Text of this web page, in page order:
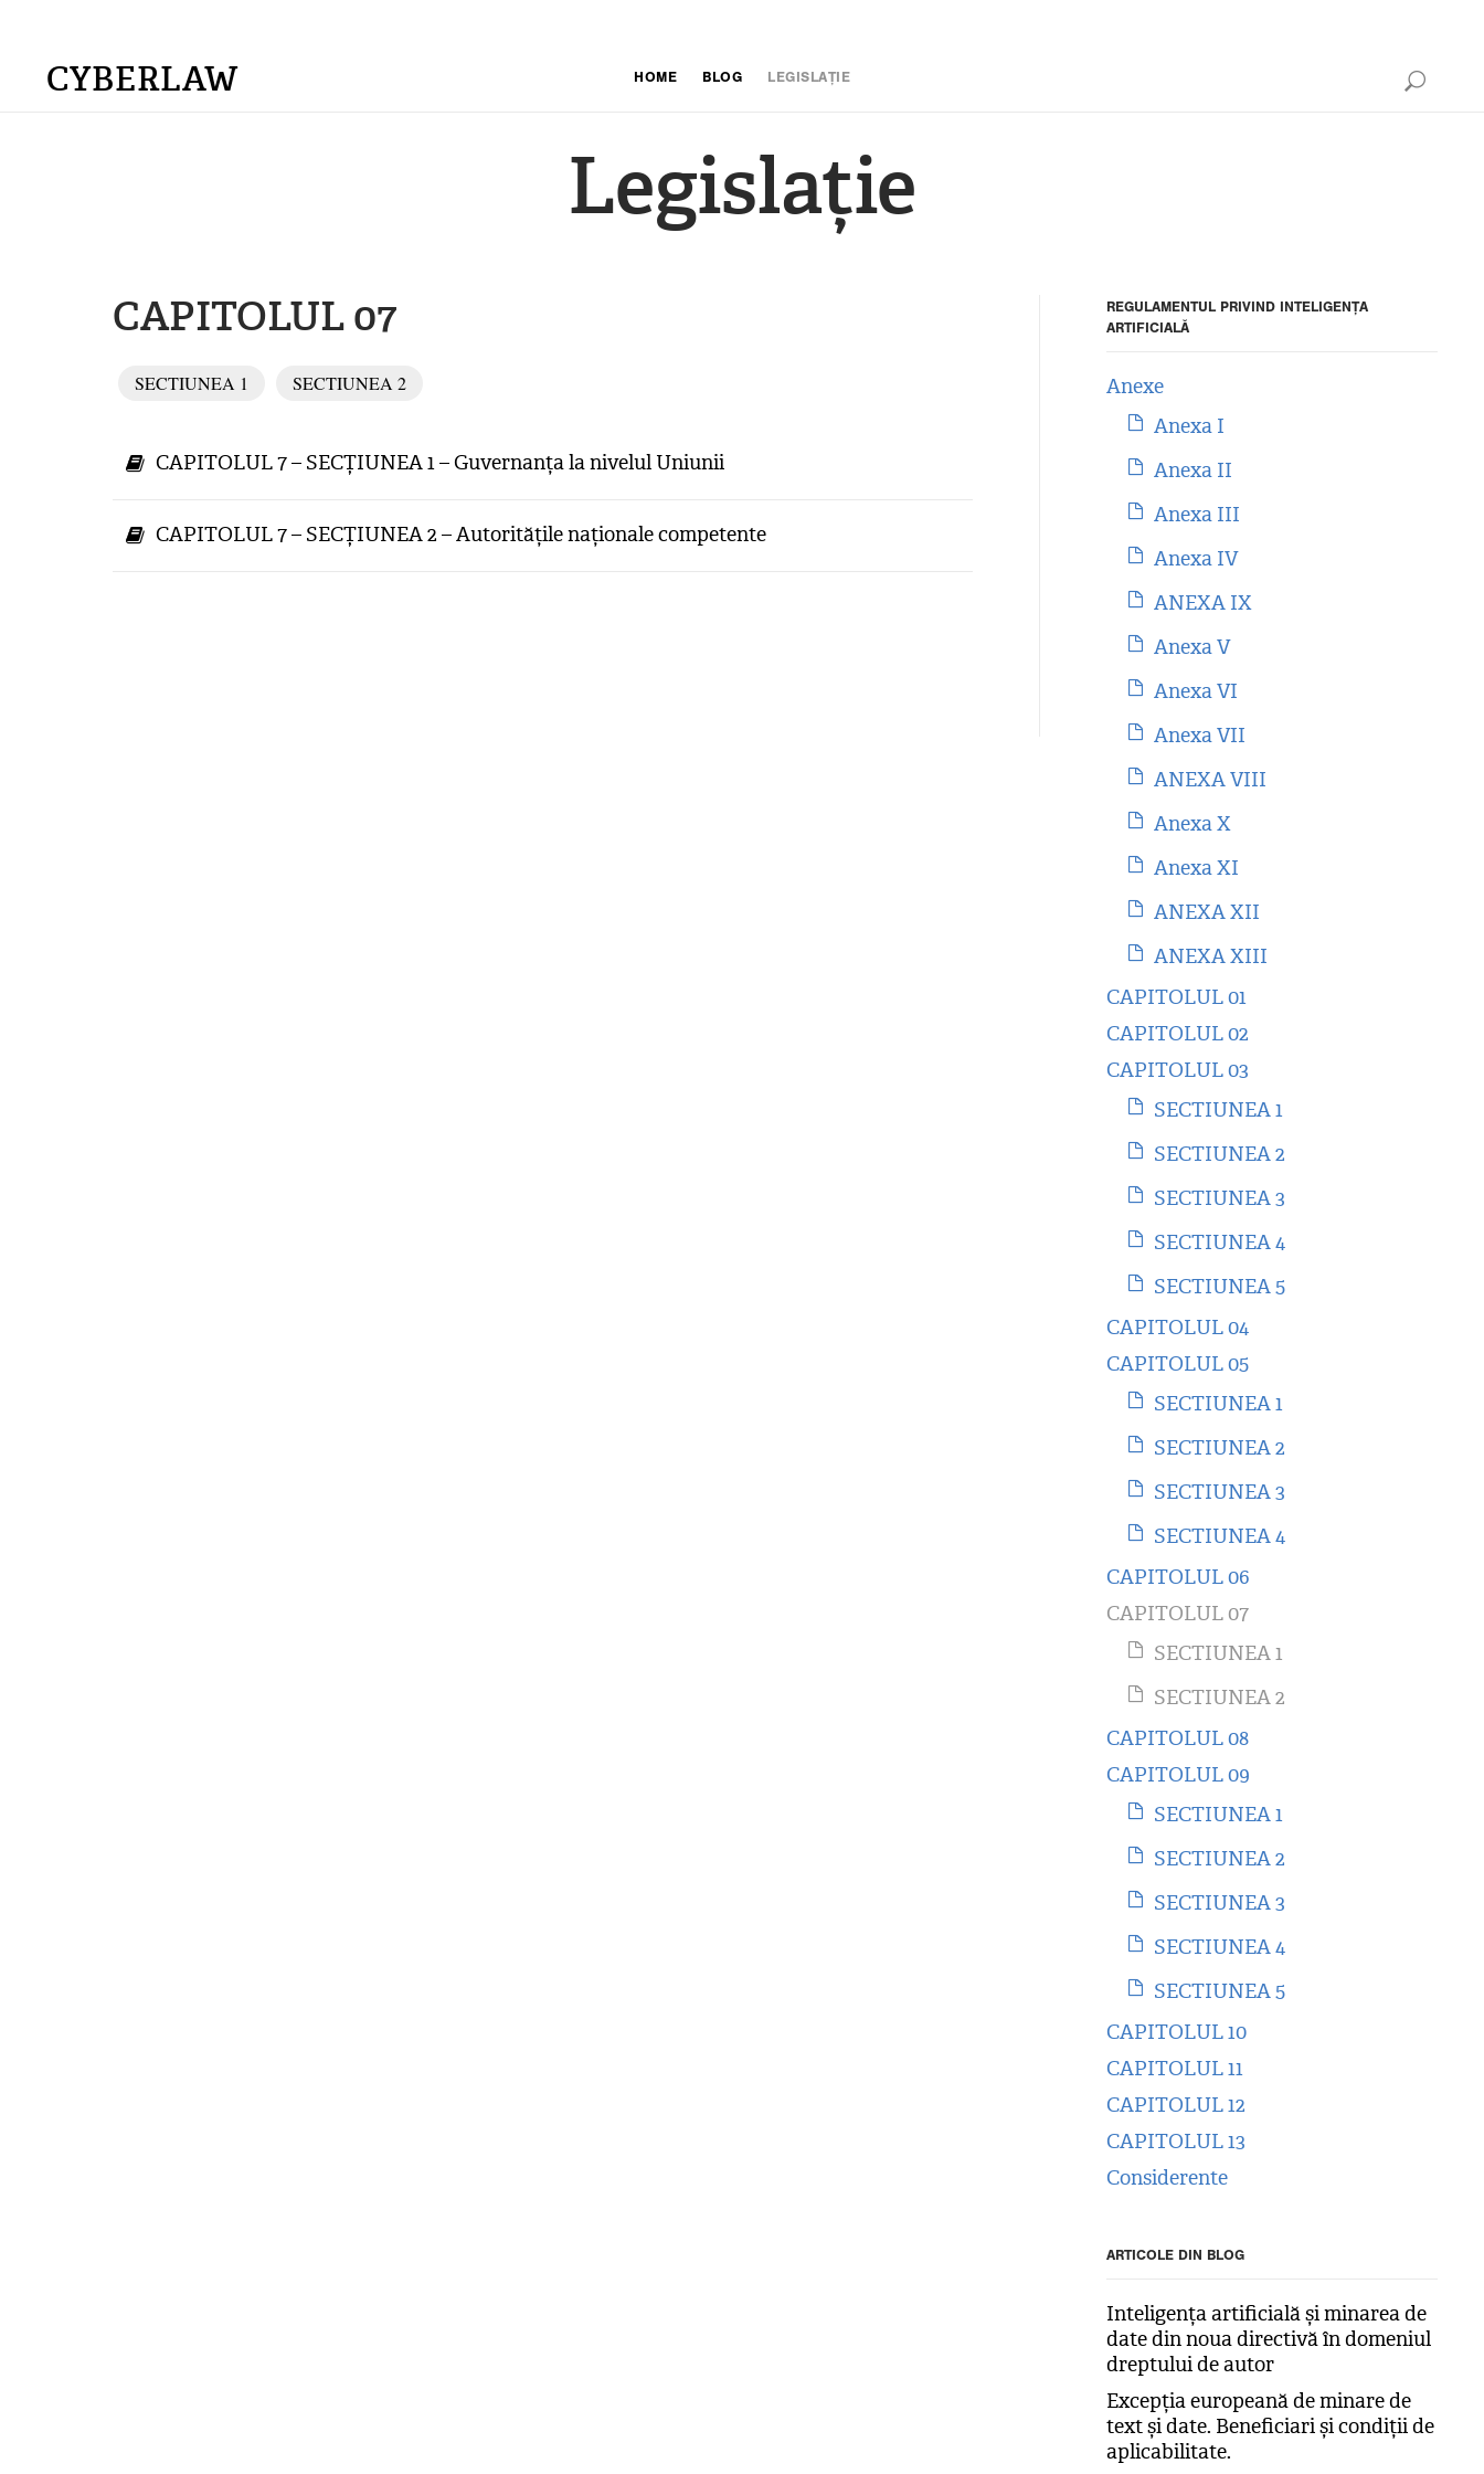
CYBERLAW HOME BLOG LEGISLAȚIE
Legislație
CAPITOLUL 07
SECTIUNEA 1 SECTIUNEA 2
CAPITOLUL 7 – SECȚIUNEA 1 – Guvernanța la nivelul Uniunii
CAPITOLUL 7 – SECȚIUNEA 2 – Autoritățile naționale competente
REGULAMENTUL PRIVIND INTELIGENȚA
ARTIFICIALĂ
Anexe
Anexa I
Anexa II
Anexa III
Anexa IV
ANEXA IX
Anexa V
Anexa VI
Anexa VII
ANEXA VIII
Anexa X
Anexa XI
ANEXA XII
ANEXA XIII
CAPITOLUL 01
CAPITOLUL 02
CAPITOLUL 03
SECTIUNEA 1
SECTIUNEA 2
SECTIUNEA 3
SECTIUNEA 4
SECTIUNEA 5
CAPITOLUL 04
CAPITOLUL 05
SECTIUNEA 1
SECTIUNEA 2
SECTIUNEA 3
SECTIUNEA 4
CAPITOLUL 06
CAPITOLUL 07
SECTIUNEA 1
SECTIUNEA 2
CAPITOLUL 08
CAPITOLUL 09
SECTIUNEA 1
SECTIUNEA 2
SECTIUNEA 3
SECTIUNEA 4
SECTIUNEA 5
CAPITOLUL 10
CAPITOLUL 11
CAPITOLUL 12
CAPITOLUL 13
Considerente
ARTICOLE DIN BLOG
Inteligența artificială și minarea de
date din noua directivă în domeniul
dreptului de autor
Excepția europeană de minare de
text și date. Beneficiari și condiții de
aplicabilitate.